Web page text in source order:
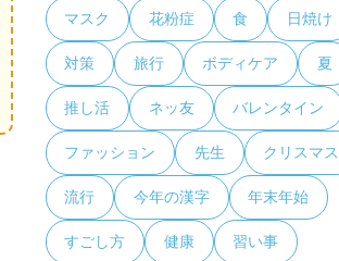
マスク 花粉症 食 日焼け
対策 旅行 ボディケア 夏
推し活 ネッ友 バレンタイン
ファッション 先生 クリスマス
流行 今年の漢字 年末年始
すごし方 健康 習い事